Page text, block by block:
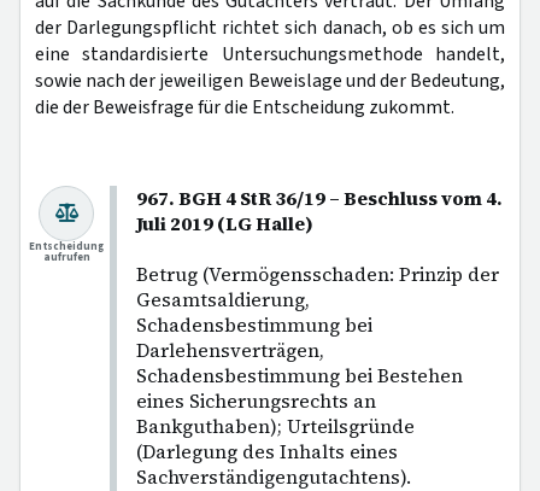
der Darlegungspflicht richtet sich danach, ob es sich um
eine standardisierte Untersuchungsmethode handelt,
sowie nach der jeweiligen Beweislage und der Bedeutung,
die der Beweisfrage für die Entscheidung zukommt.
967. BGH 4 StR 36/19 – Beschluss vom 4.
Juli 2019 (LG Halle)
Betrug (Vermögensschaden: Prinzip der
Gesamtsaldierung,
Schadensbestimmung bei
Darlehensverträgen,
Schadensbestimmung bei Bestehen
eines Sicherungsrechts an
Bankguthaben); Urteilsgründe
(Darlegung des Inhalts eines
Sachverständigengutachtens).
Entscheidung
aufrufen